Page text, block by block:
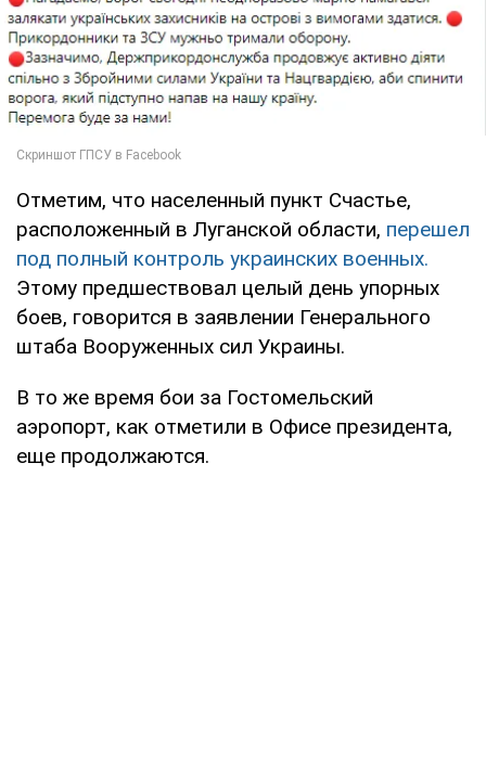
Отметим, что населенный пункт Счастье,
расположенный в Луганской области, перешел
под полный контроль украинских военных.
Этому предшествовал целый день упорных
боев, говорится в заявлении Генерального
штаба Вооруженных сил Украины.
В то же время бои за Гостомельский
аэропорт, как отметили в Офисе президента,
еще продолжаются.